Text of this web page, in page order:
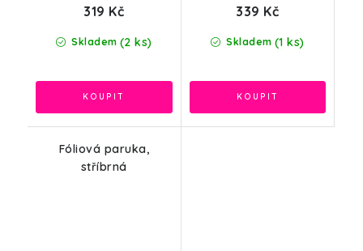
Skladem (2 ks)
319 Kč
Skladem (1 ks)
339 Kč
Fóliová paruka,
stříbrná